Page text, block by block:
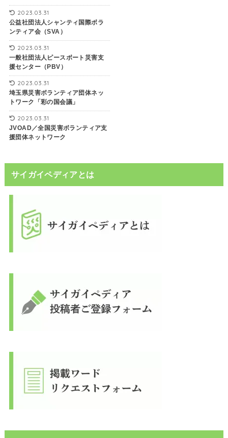
2023.03.31
公益社団法人シャンティ国際ボラ
ンティア会（SVA）
2023.03.31
一般社団法人ピースボート災害支
援センター（PBV）
2023.03.31
埼玉県災害ボランティア団体ネッ
トワーク「彩の国会議」
2023.03.31
JVOAD／全国災害ボランティア支
援団体ネットワーク
サイガイペディアとは